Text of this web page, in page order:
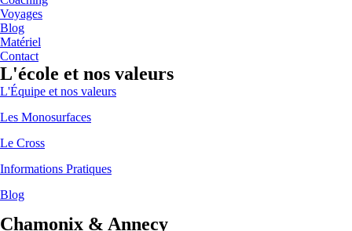
Voyages
Blog
Matériel
Contact
L'école et nos valeurs
L'Équipe et nos valeurs
Les Monosurfaces
Le Cross
Informations Pratiques
Blog
Chamonix & Annecy